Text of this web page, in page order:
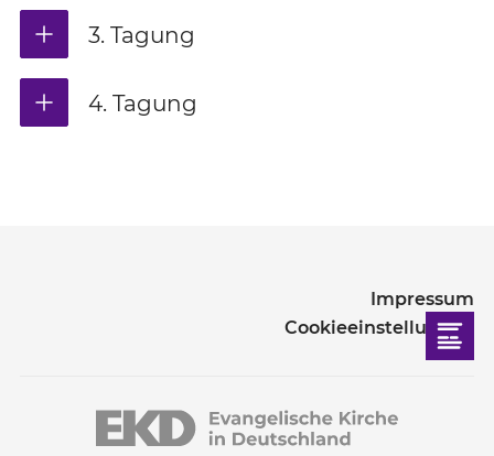
3. Tagung
4. Tagung
Impressum
Cookieeinstellungen